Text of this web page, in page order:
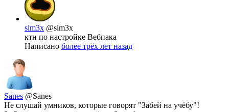
sim3x @sim3x
ктн по настройке Вебпака
Написано более трёх лет назад
Sanes @Sanes
Не слушай умников, которые говорят "Забей на учёбу"!